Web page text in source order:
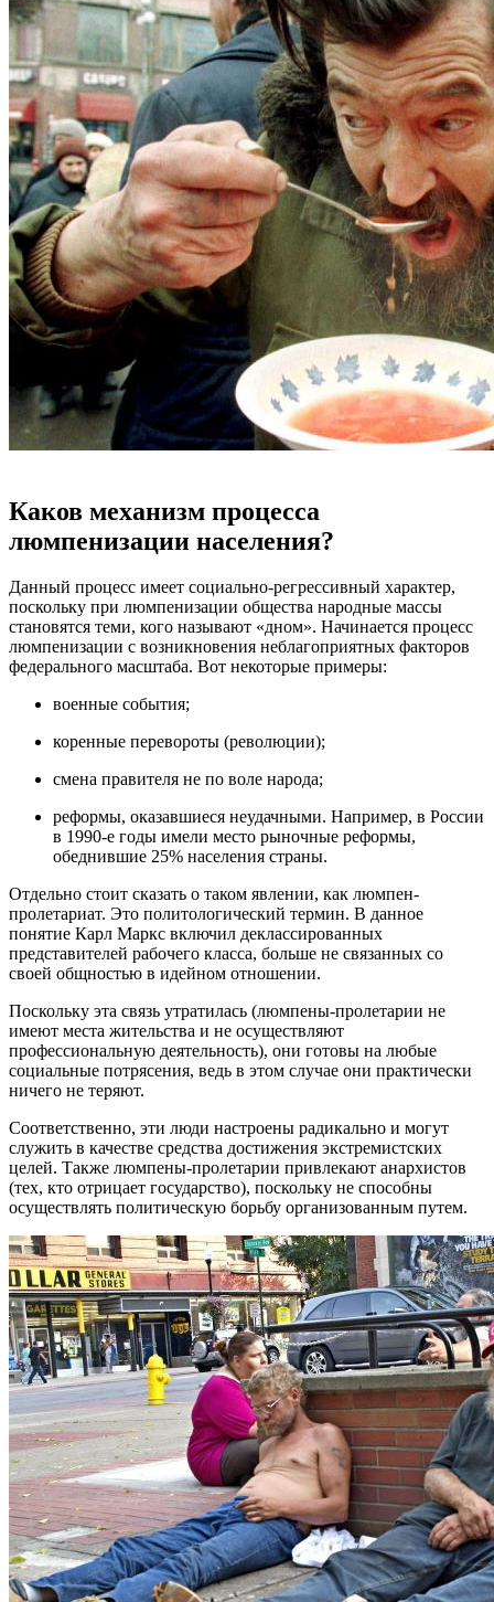
Каков механизм процесса
люмпенизации населения?
Данный процесс имеет социально-регрессивный характер,
поскольку при люмпенизации общества народные массы
становятся теми, кого называют «дном». Начинается процесс
люмпенизации с возникновения неблагоприятных факторов
федерального масштаба. Вот некоторые примеры:
военные события;
коренные перевороты (революции);
смена правителя не по воле народа;
реформы, оказавшиеся неудачными. Например, в России
в 1990-е годы имели место рыночные реформы,
обеднившие 25% населения страны.
Отдельно стоит сказать о таком явлении, как люмпен-
пролетариат. Это политологический термин. В данное
понятие Карл Маркс включил деклассированных
представителей рабочего класса, больше не связанных со
своей общностью в идейном отношении.
Поскольку эта связь утратилась (люмпены-пролетарии не
имеют места жительства и не осуществляют
профессиональную деятельность), они готовы на любые
социальные потрясения, ведь в этом случае они практически
ничего не теряют.
Соответственно, эти люди настроены радикально и могут
служить в качестве средства достижения экстремистских
целей. Также люмпены-пролетарии привлекают анархистов
(тех, кто отрицает государство), поскольку не способны
осуществлять политическую борьбу организованным путем.